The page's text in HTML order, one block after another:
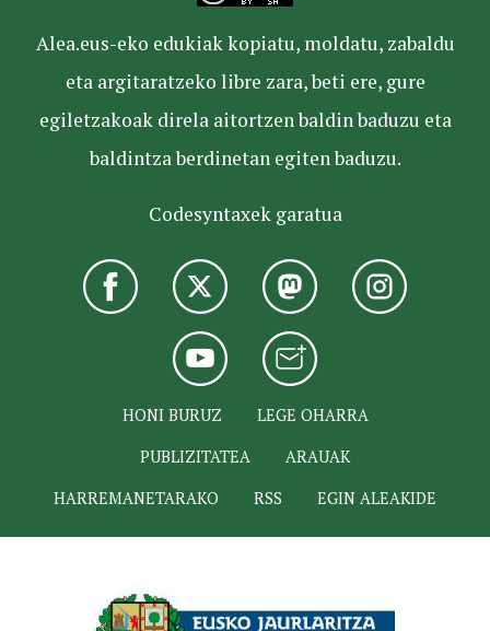
Alea.eus-eko edukiak kopiatu, moldatu, zabaldu
eta argitaratzeko libre zara, beti ere, gure
egiletzakoak direla aitortzen baldin baduzu eta
baldintza berdinetan egiten baduzu.
Codesyntaxek garatua
HONI BURUZ
LEGE OHARRA
PUBLIZITATEA
ARAUAK
HARREMANETARAKO
RSS EGIN ALEAKIDE